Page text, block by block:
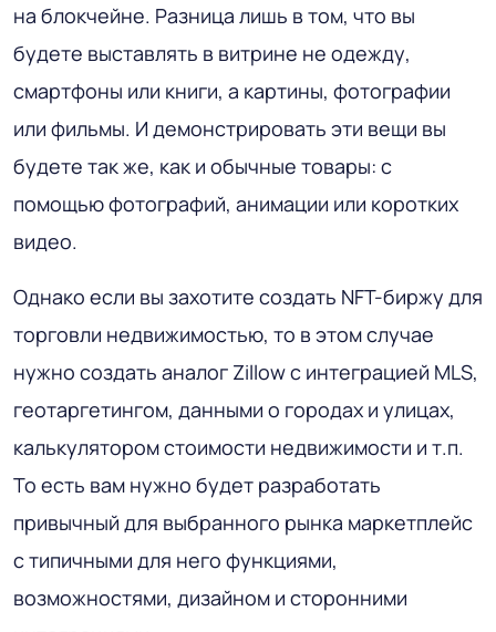
на блокчейне. Разница лишь в том, что вы
будете выставлять в витрине не одежду,
смартфоны или книги, а картины, фотографии
или фильмы. И демонстрировать эти вещи вы
будете так же, как и обычные товары: с
помощью фотографий, анимации или коротких
видео.
Однако если вы захотите создать NFT-биржу для
торговли недвижимостью, то в этом случае
нужно создать аналог Zillow с интеграцией MLS,
геотаргетингом, данными о городах и улицах,
калькулятором стоимости недвижимости и т.п.
То есть вам нужно будет разработать
привычный для выбранного рынка маркетплейс
с типичными для него функциями,
возможностями, дизайном и сторонними